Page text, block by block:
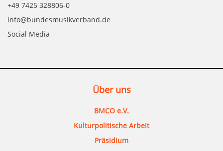
+49 7425 328806-0
info@bundesmusikverband.de
Social Media
Über uns
BMCO e.V.
Kulturpolitische Arbeit
Präsidium